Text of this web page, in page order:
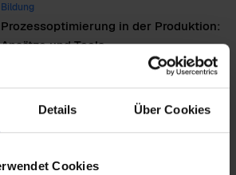
Details Über Cookies
Cookies
Bildung
Prozessoptimierung in der Produktion:
Ansätze und Tools
Vorteile von Process Mining verstehen
& ausschöpfen